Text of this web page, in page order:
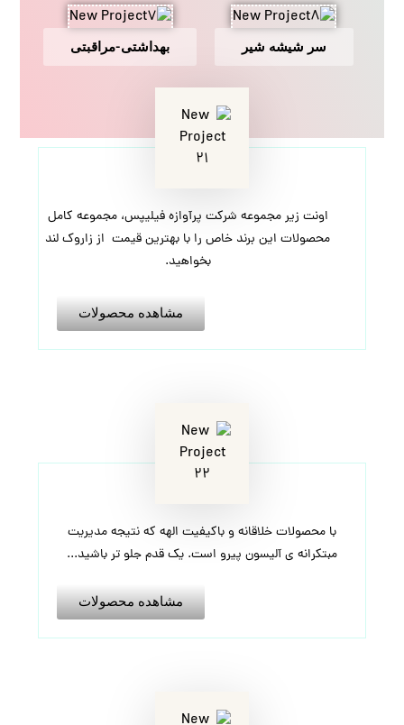
سر شیشه شیر بهداشتی-مراقبتی
اونت زیر مجموعه شرکت پرآوازه فیلیپس، مجموعه کامل
محصولات این برند خاص را با بهترین قیمت از زاروک لند
بخواهید.
مشاهده محصولات
با محصولات خلاقانه و باکیفیت الهه که نتیجه مدیریت
مبتکرانه ی آلیسون پیرو است. یک قدم جلو تر باشید...
مشاهده محصولات